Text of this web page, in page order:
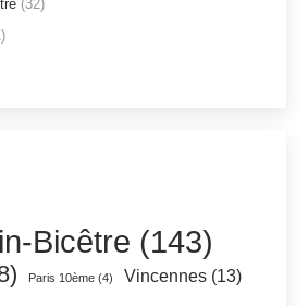
(32)
Bicêtre (143)
Paris 10ème (4) Vincennes (13)